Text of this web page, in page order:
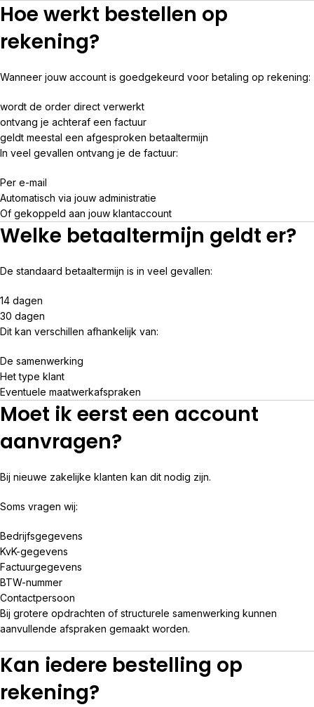
Hoe werkt bestellen op
rekening?
Wanneer jouw account is goedgekeurd voor betaling op rekening:
wordt de order direct verwerkt
ontvang je achteraf een factuur
geldt meestal een afgesproken betaaltermijn
In veel gevallen ontvang je de factuur:
Per e-mail
Automatisch via jouw administratie
Of gekoppeld aan jouw klantaccount
Welke betaaltermijn geldt er?
De standaard betaaltermijn is in veel gevallen:
14 dagen
30 dagen
Dit kan verschillen afhankelijk van:
De samenwerking
Het type klant
Eventuele maatwerkafspraken
Moet ik eerst een account
aanvragen?
Bij nieuwe zakelijke klanten kan dit nodig zijn.
Soms vragen wij:
Bedrijfsgegevens
KvK-gegevens
Factuurgegevens
BTW-nummer
Contactpersoon
Bij grotere opdrachten of structurele samenwerking kunnen
aanvullende afspraken gemaakt worden.
Kan iedere bestelling op
rekening?